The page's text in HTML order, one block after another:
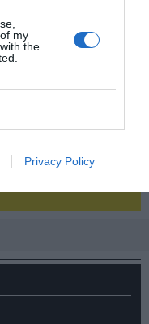
my
the
Privacy Policy
a contenidos